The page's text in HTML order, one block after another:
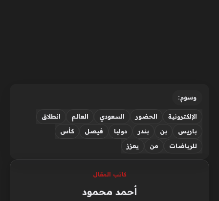
وسوم:
الإلكترونية الحضور السعودي العالم
انطلاق
باريس
بن بندر دوليا فيصل
كأس
للرياضات
من يعزز
كاتب المقال
أحمد محمود